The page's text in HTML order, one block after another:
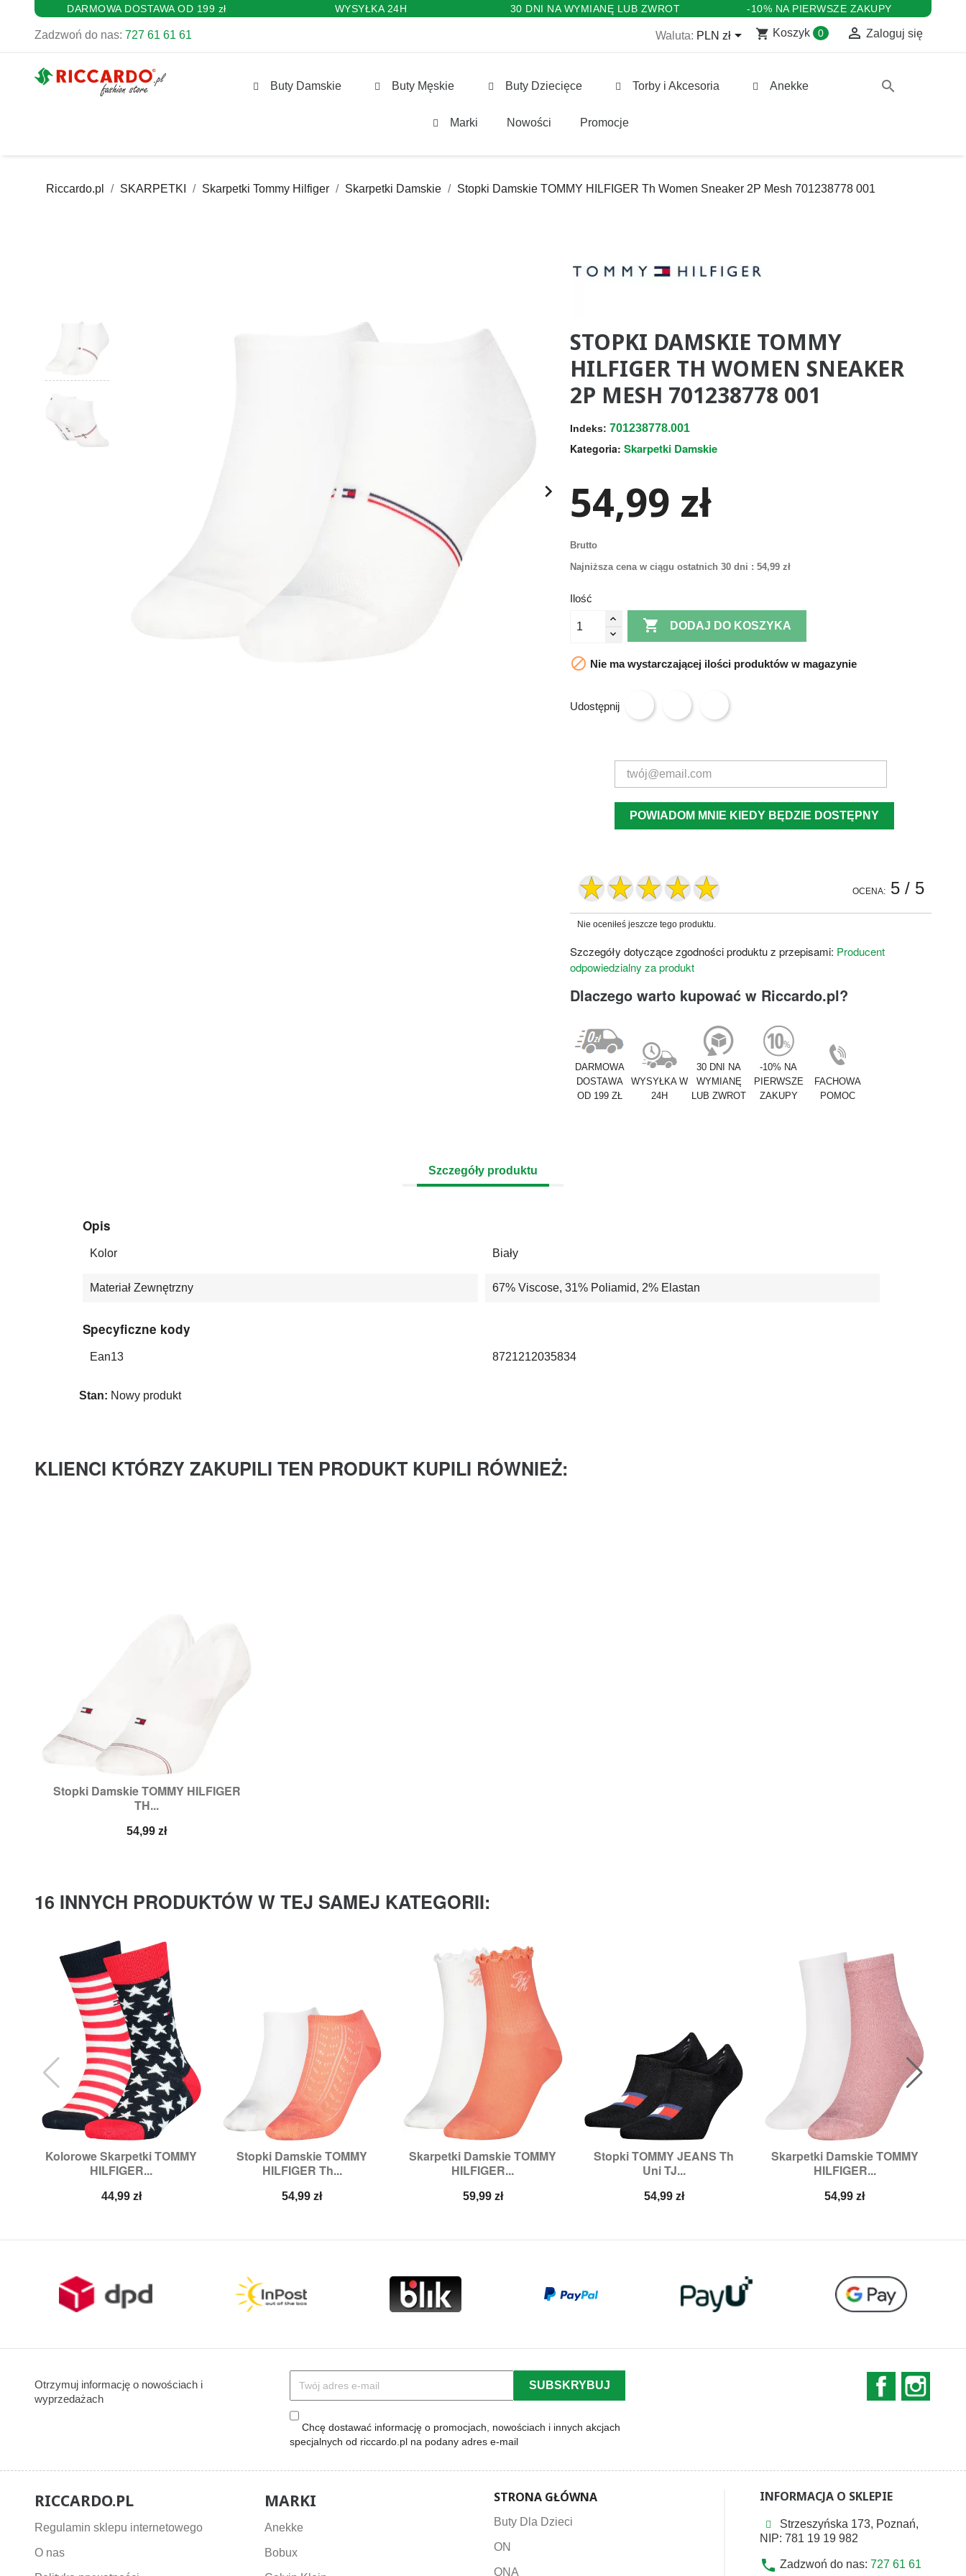
DARMOWA DOSTAWA OD 199 zł WYSYŁKA 24H 30 DNI NA WYMIANĘ LUB ZWROT -10% NA PIERWSZE ZAKUPY
Zadzwoń do nas: 727 61 61 61 Waluta: PLN zł shopping_cart Koszyk 0  Zaloguj się
Buty Damskie Buty Męskie Buty Dziecięce Torby i Akcesoria Anekke
Marki Nowości Promocje
search
Riccardo.pl SKARPETKI Skarpetki Tommy Hilfiger Skarpetki Damskie Stopki Damskie TOMMY HILFIGER Th Women Sneaker 2P Mesh 701238778 001

STOPKI DAMSKIE TOMMY
HILFIGER TH WOMEN SNEAKER
2P MESH 701238778 001
Indeks: 701238778.001
Kategoria: Skarpetki Damskie
54,99 zł
Brutto
Najniższa cena w ciągu ostatnich 30 dni : 54,99 zł
Ilość
 DODAJ DO KOSZYKA
 Nie ma wystarczającej ilości produktów w magazynie
Udostępnij
POWIADOM MNIE KIEDY BĘDZIE DOSTĘPNY
OCENA: 5/ 5
Nie oceniłeś jeszcze tego produktu.
Szczegóły dotyczące zgodności produktu z przepisami: Producent
odpowiedzialny za produkt
Dlaczego warto kupować w Riccardo.pl?
DARMOWA
DOSTAWA
OD 199 ZŁ
WYSYŁKA W
24H
30 DNI NA
WYMIANĘ
LUB ZWROT
-10% NA
PIERWSZE
ZAKUPY
FACHOWA
POMOC
Szczegóły produktu
Opis
Kolor Biały
Materiał Zewnętrzny 67% Viscose, 31% Poliamid, 2% Elastan
Specyficzne kody
Ean13 8721212035834
Stan: Nowy produkt
KLIENCI KTÓRZY ZAKUPILI TEN PRODUKT KUPILI RÓWNIEŻ:
Stopki Damskie TOMMY HILFIGER
TH...
Cena
54,99 zł
Szybki podgląd
Rozmiary:
16 INNYCH PRODUKTÓW W TEJ SAMEJ KATEGORII:
Kolorowe Skarpetki TOMMY
HILFIGER...
Cena
44,99 zł
Szybki podgląd
Rozmiary:
23/26,27/30,
Stopki Damskie TOMMY
HILFIGER Th...
Cena
54,99 zł
Szybki podgląd
Rozmiary:35/38
Skarpetki Damskie TOMMY
HILFIGER...
Cena
59,99 zł
Szybki podgląd
Rozmiary: 35/38,39/42
Stopki TOMMY JEANS Th
Uni TJ...
Cena
54,99 zł
 Szybki podgląd
Rozmiary:35/38,
Skarpetki Damskie TOMMY
HILFIGER...
Cena
54,99 zł
Szybki podgląd
Rozmiary:39/42
Otrzymuj informację o nowościach i
wyprzedażach
Chcę dostawać informację o promocjach, nowościach i innych akcjach
specjalnych od riccardo.pl na podany adres e-mail
Facebook
RICCARDO.PL
Regulamin sklepu internetowego
O nas
MARKI
Anekke
Bobux
STRONA GŁÓWNA
Buty Dla Dzieci
ON
ONA
INFORMACJA O SKLEPIE
Strzeszyńska 173, Poznań,
NIP: 781 19 19 982
phone Zadzwoń do nas: 727 61 61